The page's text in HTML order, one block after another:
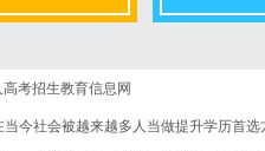
件
考招生教育信息网
社会被越来越多人当做提升学历首选